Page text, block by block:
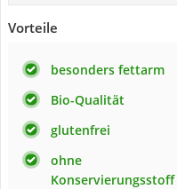
Vorteile
besonders fettarm
Bio-Qualität
glutenfrei
ohne
Konservierungsstoff